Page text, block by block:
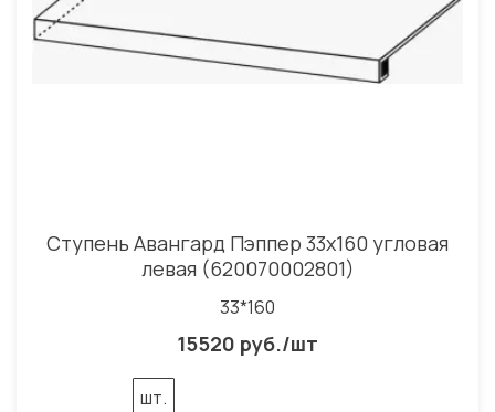
Ступень Авангард Пэппер 33x160 угловая
левая (620070002801)
33*160
15520 руб./шт
шт.